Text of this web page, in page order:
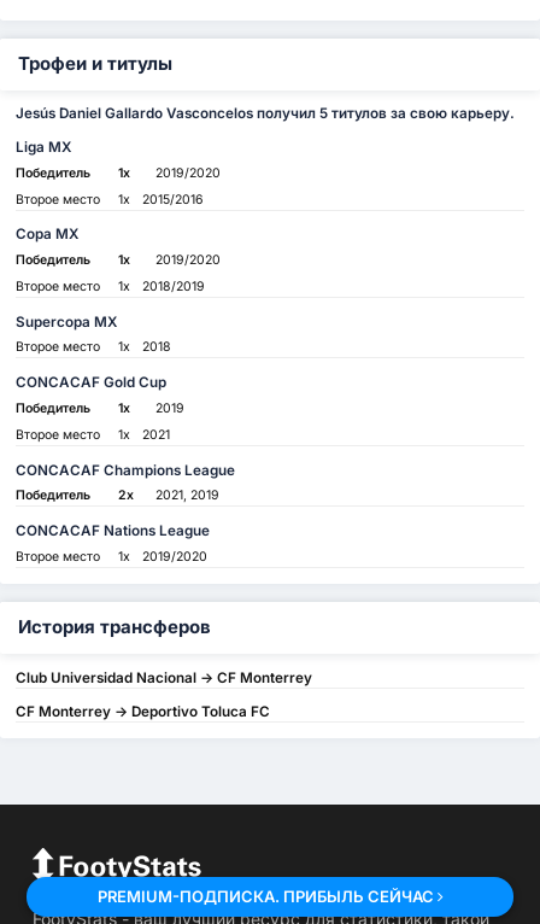
Трофеи и титулы
Jesús Daniel Gallardo Vasconcelos получил 5 титулов за свою карьеру.
Liga MX
Победитель 1x
2019/2020
Второе место
1x 2015/2016
Copa MX
Победитель 1x
2019/2020
Второе место
1x 2018/2019
Supercopa MX
Второе место 1x 2018
CONCACAF Gold Cup
Победитель 1x
2019
Второе место
1x 2021
CONCACAF Champions League
Победитель 2x 2021, 2019
CONCACAF Nations League
Второе место 1x 2019/2020
История трансферов
Club Universidad Nacional -> CF Monterrey
CF Monterrey -> Deportivo Toluca FC
FootyStats - ваш лучший ресурс для статистики, такой
PREMIUM-ПОДПИСКА. ПРИБЫЛЬ СЕЙЧАС